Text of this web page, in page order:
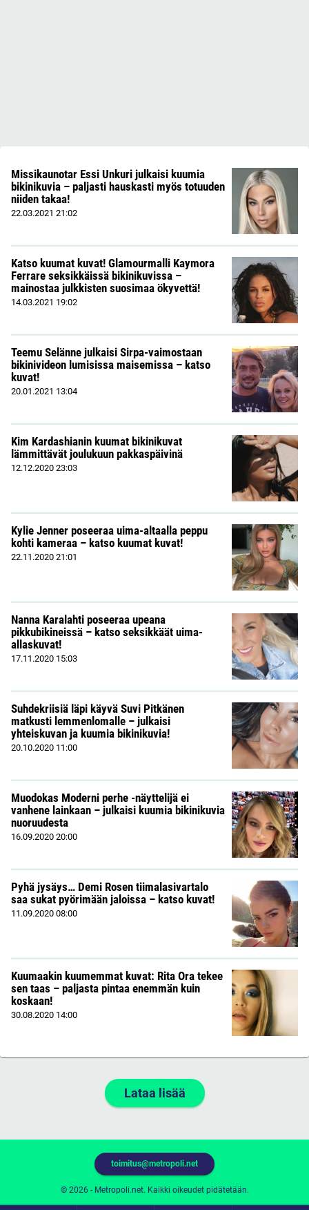
Missikaunotar Essi Unkuri julkaisi kuumia
bikinikuvia – paljasti hauskasti myös totuuden
niiden takaa!
22.03.2021 21:02
Katso kuumat kuvat! Glamourmalli Kaymora
Ferrare seksikkäissä bikinikuvissa –
mainostaa julkkisten suosimaa ökyvettä!
14.03.2021 19:02
Teemu Selänne julkaisi Sirpa-vaimostaan
bikinivideon lumisissa maisemissa – katso
kuvat!
20.01.2021 13:04
Kim Kardashianin kuumat bikinikuvat
lämmittävät joulukuun pakkaspäivinä
12.12.2020 23:03
Kylie Jenner poseeraa uima-altaalla peppu
kohti kameraa – katso kuumat kuvat!
22.11.2020 21:01
Nanna Karalahti poseeraa upeana
pikkubikineissä – katso seksikkäät uima-
allaskuvat!
17.11.2020 15:03
Suhdekriisiä läpi käyvä Suvi Pitkänen
matkusti lemmenlomalle – julkaisi
yhteiskuvan ja kuumia bikinikuvia!
20.10.2020 11:00
Muodokas Moderni perhe -näyttelijä ei
vanhene lainkaan – julkaisi kuumia bikinikuvia
nuoruudesta
16.09.2020 20:00
Pyhä jysäys… Demi Rosen tiimalasivartalo
saa sukat pyörimään jaloissa – katso kuvat!
11.09.2020 08:00
Kuumaakin kuumemmat kuvat: Rita Ora tekee
sen taas – paljasta pintaa enemmän kuin
koskaan!
30.08.2020 14:00
Lataa lisää
© 2026 - Metropoli.net. Kaikki oikeudet pidätetään.
toimitus@metropoli.net